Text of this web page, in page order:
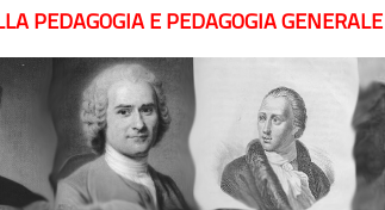
PEDAGOGIA E PEDAGOGIA GENERALE